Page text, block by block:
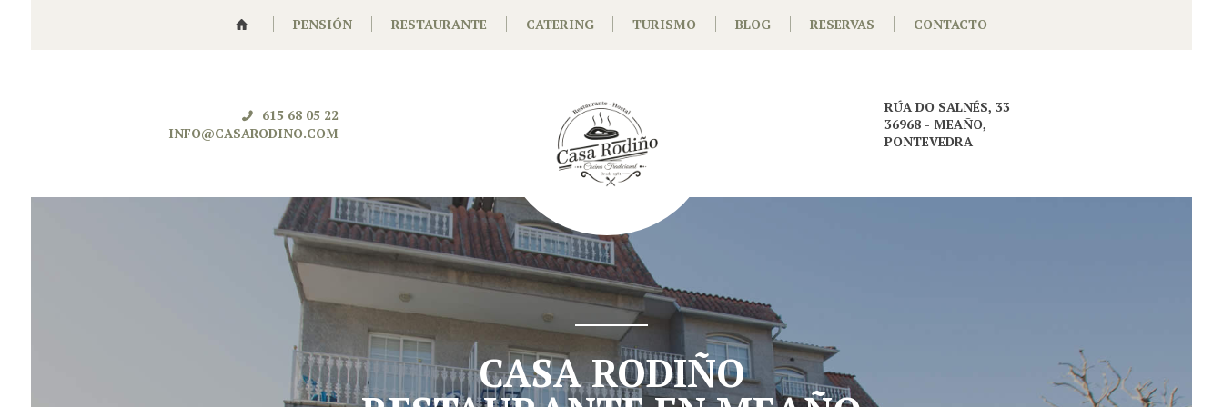
PENSIÓN RESTAURANTE CATERING TURISMO BLOG RESERVAS CONTACTO
615 68 05 22
INFO@CASARODINO.COM
RÚA DO SALNÉS, 33
36968 - MEAÑO,
PONTEVEDRA
CASA RODIÑO